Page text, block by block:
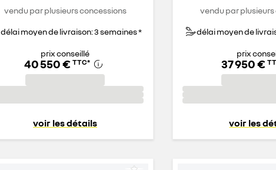
vendu par plusieurs concessions
délai moyen de livraison: 3 semaines *
prix conseillé
40 550 € TTC*
voir les détails
vendu par
délai moyen de
prix
37 950 €
voir les